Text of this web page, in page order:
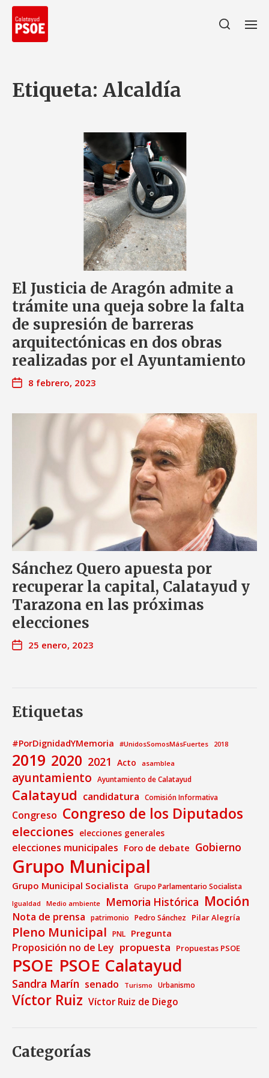
Etiqueta: Alcaldía
El Justicia de Aragón admite a
trámite una queja sobre la falta
de supresión de barreras
arquitectónicas en dos obras
realizadas por el Ayuntamiento
8 febrero, 2023
Sánchez Quero apuesta por
recuperar la capital, Calatayud y
Tarazona en las próximas
elecciones
25 enero, 2023
Etiquetas
#PorDignidadYMemoria #UnidosSomosMásFuertes 2018
2019 2020 2021 Acto asamblea
ayuntamiento Ayuntamiento de Calatayud
Calatayud candidatura Comisión Informativa
Congreso Congreso de los Diputados
elecciones elecciones generales
elecciones municipales Foro de debate Gobierno
Grupo Municipal
Grupo Municipal Socialista Grupo Parlamentario Socialista
Igualdad Medio ambiente Memoria Histórica Moción
Nota de prensa patrimonio Pedro Sánchez Pilar Alegría
Pleno Municipal PNL Pregunta
Proposición no de Ley propuesta Propuestas PSOE
PSOE PSOE Calatayud
Sandra Marín senado Turismo Urbanismo
Víctor Ruiz Víctor Ruiz de Diego
Categorías